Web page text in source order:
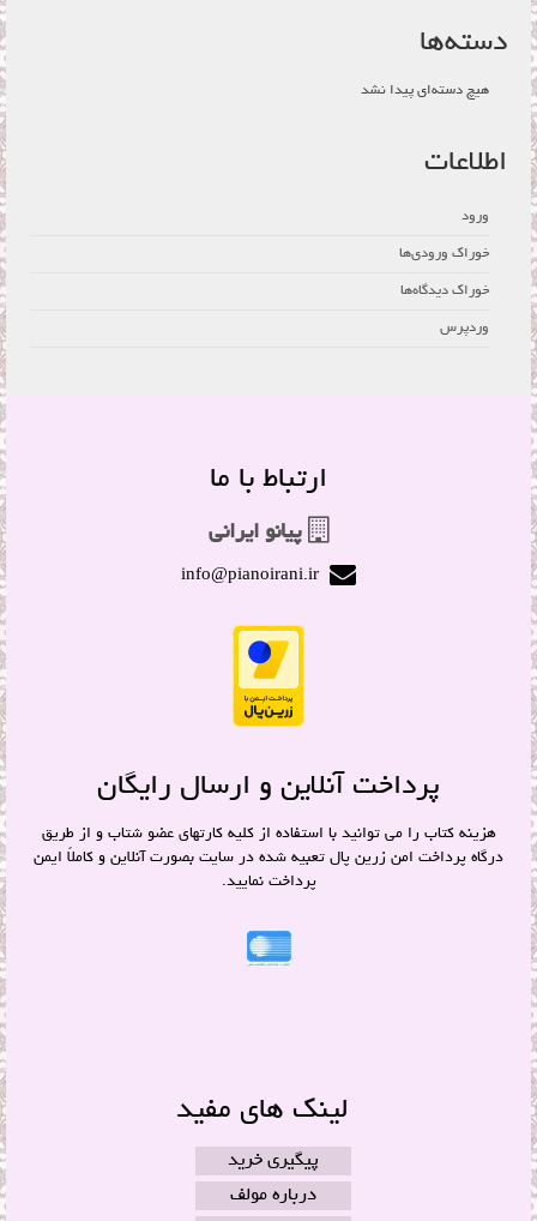
دسته‌ها
هیچ دسته‌ای پیدا نشد
اطلاعات
ورود
خوراک ورودی‌ها
خوراک دیدگاه‌ها
وردپرس
ارتباط با ما
پیانو ایرانی
پرداخت آنلاین و ارسال رایگان
هزینه کتاب را می توانید با استفاده از کلیه کارتهای عضو شتاب و از طریق
درگاه پرداخت امن زرین پال تعبیه شده در سایت بصورت آنلاین و کاملاً ایمن
پرداخت نمایید.
لینک های مفید
پیگیری خرید
درباره مولف